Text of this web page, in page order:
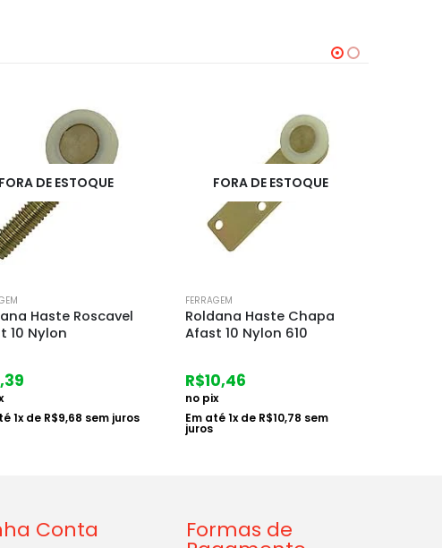
FORA DE ESTOQUE
Haste Chapa
10 Nylon 610
1x de R$10,78sem
FERRAGEM
Trava Porta Adesivo
Pratico Dtools
R$7,47
no pix
Em até1x de R$7,70sem juros
Conta Formas de